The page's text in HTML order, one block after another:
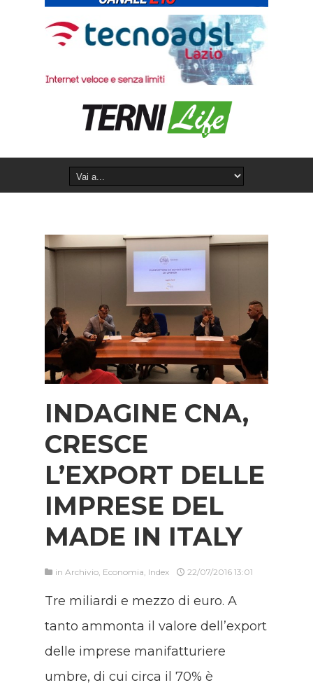
INDAGINE CNA,
CRESCE
L’EXPORT DELLE
IMPRESE DEL
MADE IN ITALY
in Archivio, Economia, Index 22/07/2016 13:01
Tre miliardi e mezzo di euro. A
tanto ammonta il valore dell’export
delle imprese manifatturiere
umbre, di cui circa il 70% è